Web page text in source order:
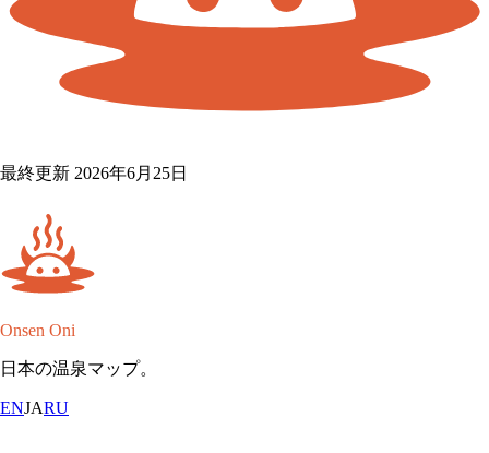
最終更新 2026年6月25日
Onsen Oni
日本の温泉マップ。
ENJARU